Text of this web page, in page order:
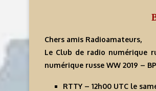
Chers amis Radioamateurs,
Le Club de radio numérique
numérique russe WW 2019 –
RTTY – 12h00 UTC le